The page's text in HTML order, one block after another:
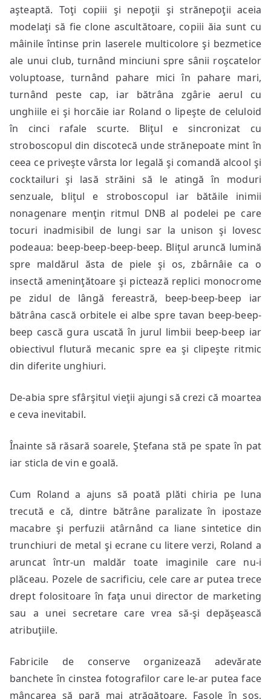
aşteaptă. Toţi copiii şi nepoţii şi strănepoţii aceia
modelaţi să fie clone ascultătoare, copiii ăia sunt cu
mâinile întinse prin laserele multicolore şi bezmetice
ale unui club, turnând minciuni spre sânii roşcatelor
voluptoase, turnând pahare mici în pahare mari,
turnând peste cap, iar bătrâna zgârie aerul cu
unghiile ei şi horcăie iar Roland o lipeşte de celuloid
în cinci rafale scurte. Bliţul e sincronizat cu
stroboscopul din discotecă unde strănepoate mint în
ceea ce priveşte vârsta lor legală şi comandă alcool şi
cocktailuri şi lasă străini să le atingă în moduri
senzuale, bliţul e stroboscopul iar bătăile inimii
nonagenare menţin ritmul DNB al podelei pe care
tocuri inadmisibil de lungi sar la unison şi lovesc
podeaua: beep-beep-beep-beep. Bliţul aruncă lumină
spre maldărul ăsta de piele şi os, zbârnâie ca o
insectă ameninţătoare şi pictează replici monocrome
pe zidul de lângă fereastră, beep-beep-beep iar
bătrâna cască orbitele ei albe spre tavan beep-beep-
beep cască gura uscată în jurul limbii beep-beep iar
obiectivul flutură mecanic spre ea şi clipeşte ritmic
din diferite unghiuri.
De-abia spre sfârşitul vieţii ajungi să crezi că moartea
e ceva inevitabil.
Înainte să răsară soarele, Ştefana stă pe spate în pat
iar sticla de vin e goală.
Cum Roland a ajuns să poată plăti chiria pe luna
trecută e că, dintre bătrâne paralizate în ipostaze
macabre şi perfuzii atârnând ca liane sintetice din
trunchiuri de metal şi ecrane cu litere verzi, Roland a
aruncat într-un maldăr toate imaginile care nu-i
plăceau. Pozele de sacrificiu, cele care ar putea trece
drept folositoare în faţa unui director de marketing
sau a unei secretare care vrea să-şi depăşească
atribuţiile.
Fabricile de conserve organizează adevărate
banchete în cinstea fotografilor care le-ar putea face
mâncarea să pară mai atrăgătoare. Fasole în sos,